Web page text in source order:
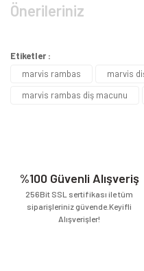
Önerileriniz
Etiketler :
marvis rambas
marvis
marvis rambas diş macunu
%100 Güvenli Alışveriş
256Bit SSL sertifikası ile tüm
siparişleriniz güvende.Keyifli
Alışverişler!